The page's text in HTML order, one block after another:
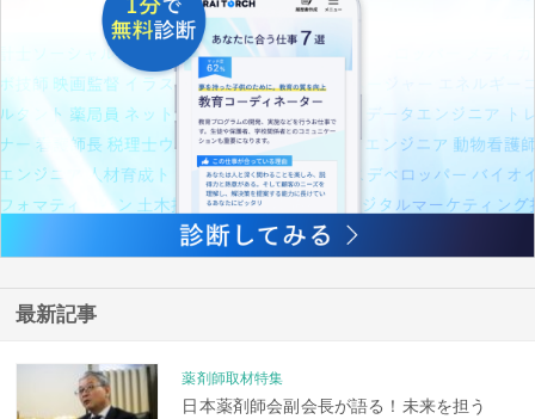
最新記事
薬剤師取材特集
日本薬剤師会副会長が語る！未来を担う